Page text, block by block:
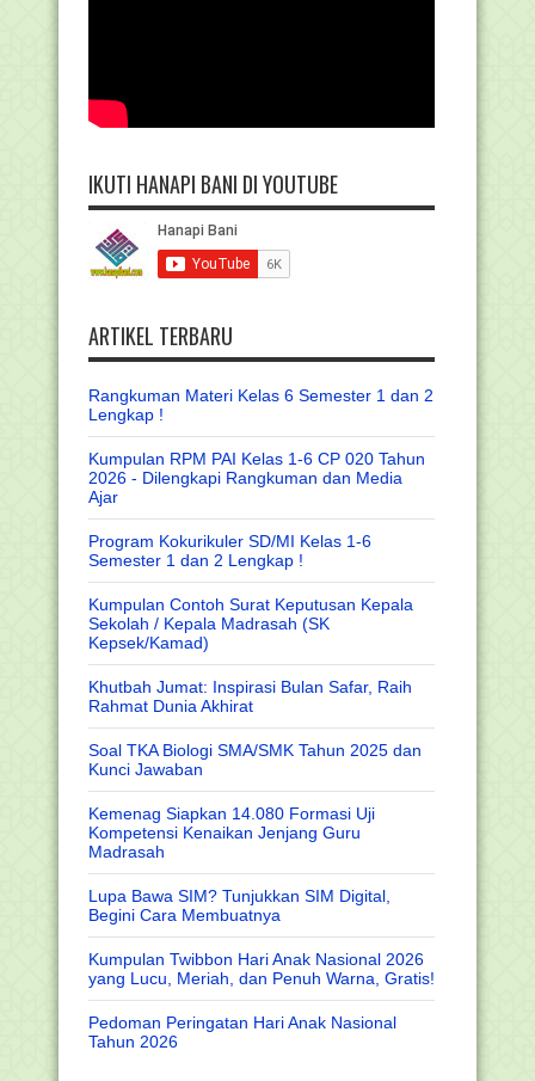
IKUTI HANAPI BANI DI YOUTUBE
ARTIKEL TERBARU
Rangkuman Materi Kelas 6 Semester 1 dan 2
Lengkap !
Kumpulan RPM PAI Kelas 1-6 CP 020 Tahun
2026 - Dilengkapi Rangkuman dan Media
Ajar
Program Kokurikuler SD/MI Kelas 1-6
Semester 1 dan 2 Lengkap !
Kumpulan Contoh Surat Keputusan Kepala
Sekolah / Kepala Madrasah (SK
Kepsek/Kamad)
Khutbah Jumat: Inspirasi Bulan Safar, Raih
Rahmat Dunia Akhirat
Soal TKA Biologi SMA/SMK Tahun 2025 dan
Kunci Jawaban
Kemenag Siapkan 14.080 Formasi Uji
Kompetensi Kenaikan Jenjang Guru
Madrasah
Lupa Bawa SIM? Tunjukkan SIM Digital,
Begini Cara Membuatnya
Kumpulan Twibbon Hari Anak Nasional 2026
yang Lucu, Meriah, dan Penuh Warna, Gratis!
Pedoman Peringatan Hari Anak Nasional
Tahun 2026